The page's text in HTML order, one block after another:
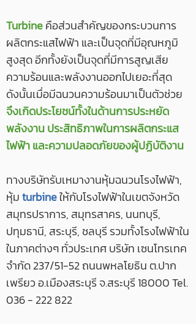
Turbineคือส่วนสำคัญของกระบวนการ
ผลิตกระแสไฟฟ้า และเป็นจุดที่มีอุณหภูมิ
สูงสุด อีกทั้งยังเป็นจุดที่มีการสูญเสีย
ความร้อนและพลังงานออกไปเยอะที่สุด
ดังนั้นเมื่อมีฉนวนความร้อนมาเป็นตัวช่วย
จึงเกิดประโยชน์ทั้งในด้านการประหยัด
พลังงาน ประสิทธิภาพในการผลิตกระแส
ไฟฟ้า และความปลอดภัยของผู้ปฏิบัติงาน
ทางบริษัทรับเหมางานหุ้มฉนวนโรงไฟฟ้า,
หุ้มturbineให้กับโรงไฟฟ้าในเขตจังหวัด
สมุทรปราการ, สมุทรสาคร, นนทบุรี,
ปทุมธานี, สระบุรี, ชลบุรี รวมทั้งโรงไฟฟ้าใน
ในภาคต่างๆ ทั่วประเทศ บริษัท เซนโทรเทค
จำกัด 237/51-52 ถนนพหลโยธิน ต.ปาก
เพรียว อ.เมืองสระบุรี จ.สระบุรี 18000 Tel.
036 - 222 822